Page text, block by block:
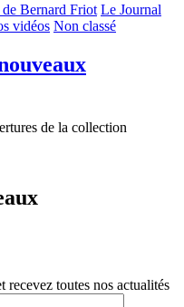
de Bernard Friot Le Journal
vidéos Non classé
de la collection
toutes nos actualités